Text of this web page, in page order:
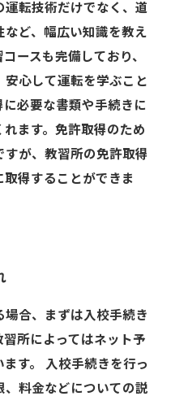
転技術だけでなく、道
ど、幅広い知識を教え
ースも完備しており、
心して運転を学ぶこと
必要な書類や手続きに
ます。免許取得のため
すが、教習所の免許取得
得することができま
合、まずは入校手続き
所によってはネット予
す。 入校手続きを行っ
料金などについての説